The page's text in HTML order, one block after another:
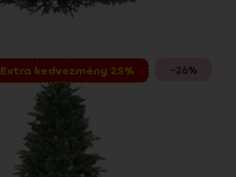
-26%
Extra kedvezmény 25%